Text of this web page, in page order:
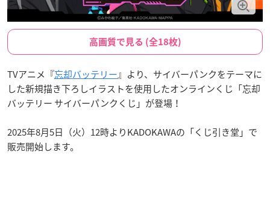
高画質で見る (全18枚)
TVアニメ『忘却バッテリー』より、サイバーパンクをテーマに
した新規描き下ろしイラストを使用したオンラインくじ「忘却
バッテリー サイバーパンクくじ」が登場！
2025年8月5日（火）12時よりKADOKAWAの「くじ引き堂」で
販売開始します。